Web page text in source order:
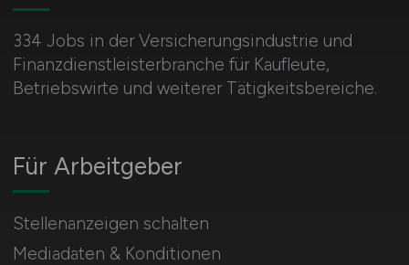
334 Jobs in der Versicherungsindustrie und
Finanzdienstleisterbranche für Kaufleute,
Betriebswirte und weiterer Tätigkeitsbereiche.
Für Arbeitgeber
Stellenanzeigen schalten
Mediadaten & Konditionen